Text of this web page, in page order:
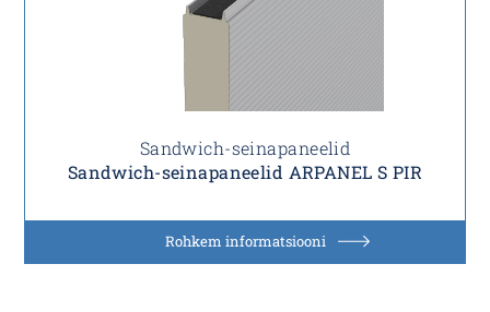
Sandwich-seinapaneelid
Sandwich-seinapaneelid ARPANEL S PIR
Rohkem informatsiooni